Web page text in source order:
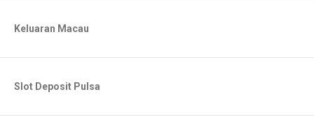
Keluaran Macau
Slot Deposit Pulsa